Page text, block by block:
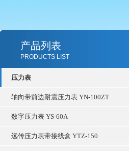
产品列表
PRODUCTS LIST
压力表
轴向带前边耐震压力表 YN-100ZT
数字压力表 YS-60A
远传压力表带接线盒 YTZ-150